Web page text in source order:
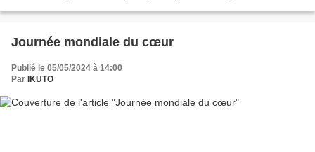
Journée mondiale du cœur
Publié le 05/05/2024 à 14:00
Par IKUTO